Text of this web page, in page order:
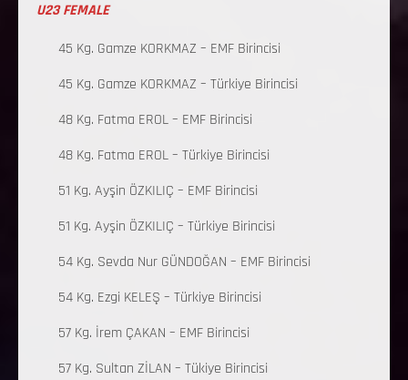
U23 FEMALE
45 Kg. Gamze KORKMAZ – EMF Birincisi
45 Kg. Gamze KORKMAZ – Türkiye Birincisi
48 Kg. Fatma EROL – EMF Birincisi
48 Kg. Fatma EROL – Türkiye Birincisi
51 Kg. Ayşin ÖZKILIÇ – EMF Birincisi
51 Kg. Ayşin ÖZKILIÇ – Türkiye Birincisi
54 Kg. Sevda Nur GÜNDOĞAN – EMF Birincisi
54 Kg. Ezgi KELEŞ – Türkiye Birincisi
57 Kg. İrem ÇAKAN – EMF Birincisi
57 Kg. Sultan ZİLAN – Tükiye Birincisi